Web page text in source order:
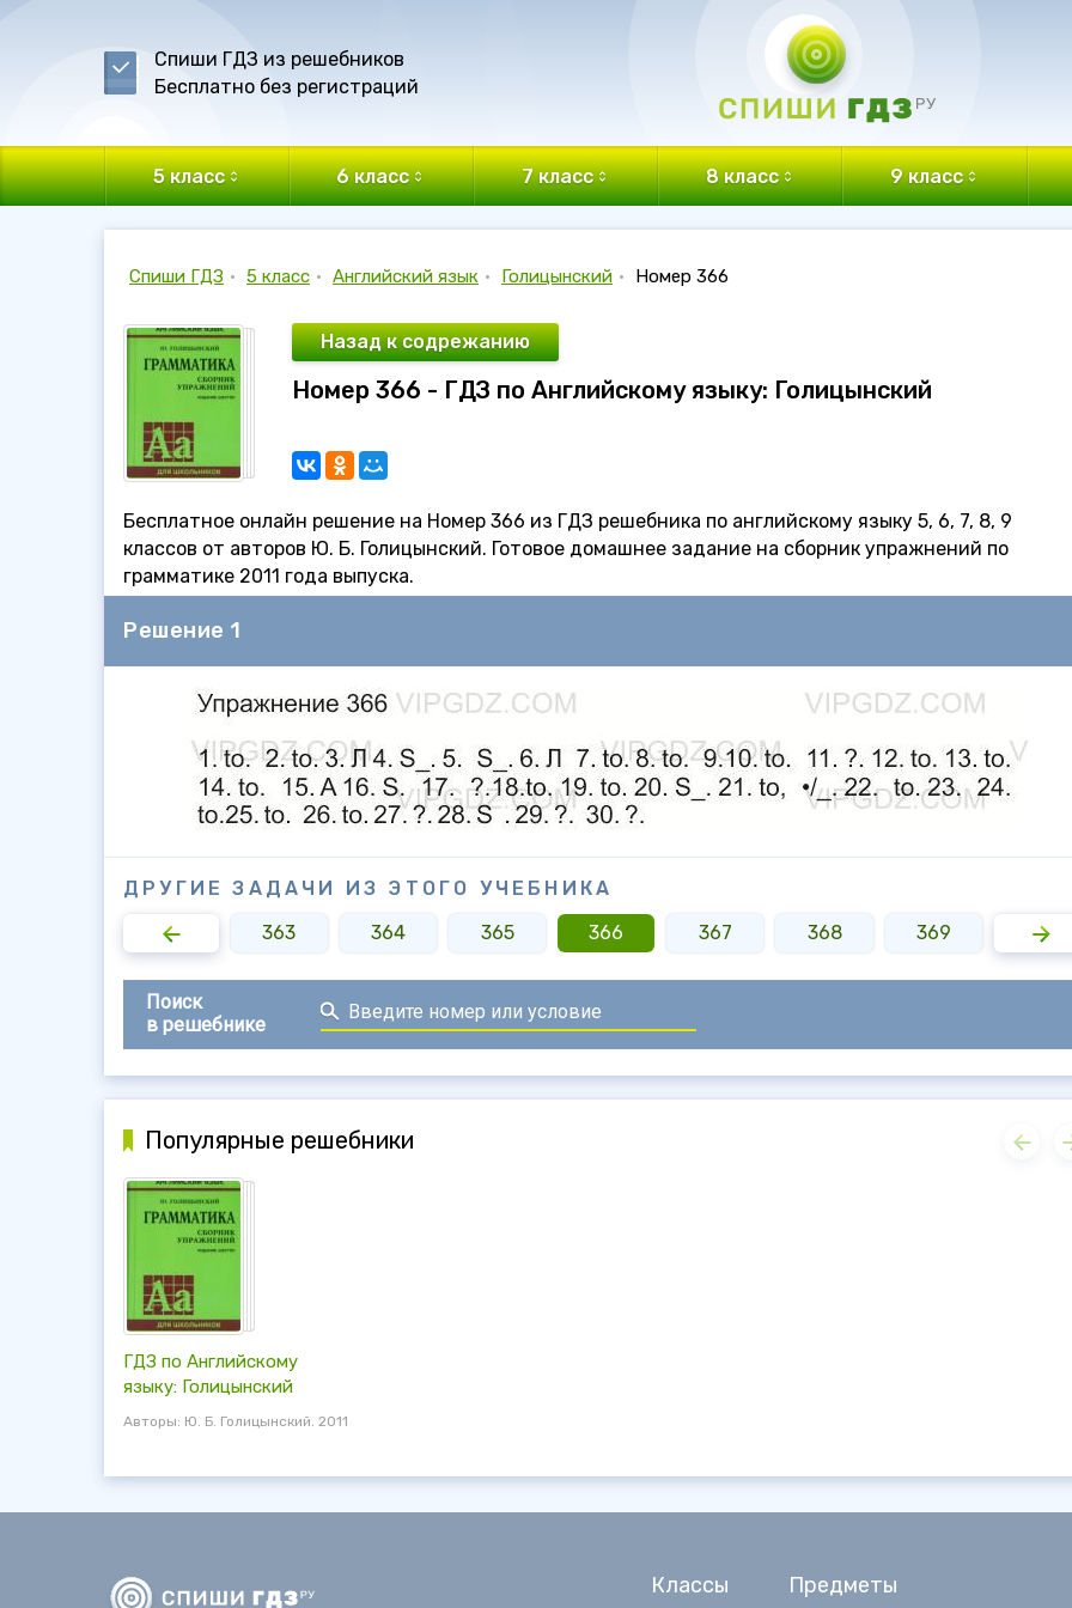
Спиши ГДЗ из решебников
Бесплатно без регистраций
5 класс 6 класс 7 класс 8 класс 9 класс
Спиши ГДЗ • 5 класс • Английский язык • Голицынский • Номер 366
Назад к содрежанию
Номер 366 - ГДЗ по Английскому языку: Голицынский
Бесплатное онлайн решение на Номер 366 из ГДЗ решебника по английскому языку 5, 6, 7, 8, 9
классов от авторов Ю. Б. Голицынский. Готовое домашнее задание на сборник упражнений по
грамматике 2011 года выпуска.
Решение 1
ДРУГИЕ ЗАДАЧИ ИЗ ЭТОГО УЧЕБНИКА
362 363 364 365 366 367 368 369 370
Поиск
в решебнике
Популярные решебники
ГДЗ по Английскому
языку: Голицынский
Авторы: Ю. Б. Голицынский. 2011
Классы Предметы